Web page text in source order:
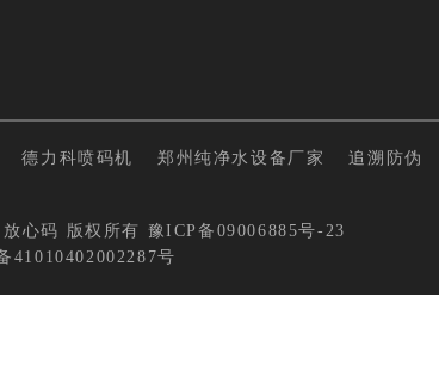
德力科喷码机 郑州纯净水设备厂家 追溯防伪
放心码 版权所有 豫ICP备09006885号-23
41010402002287号